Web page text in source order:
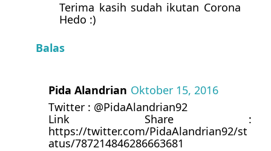
Terima kasih sudah ikutan Corona
Hedo :)
Balas
Pida Alandrian Oktober 15, 2016
Twitter : @PidaAlandrian92
Link Share :
https://twitter.com/PidaAlandrian92/st
atus/787214846286663681